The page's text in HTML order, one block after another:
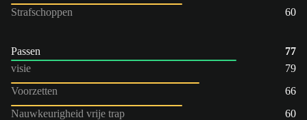
Strafschoppen
60
Passen
77
visie
79
Voorzetten
66
Nauwkeurigheid vrije trap
60